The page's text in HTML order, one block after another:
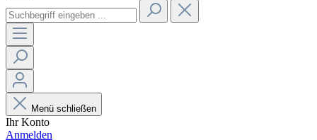
Menü schließen
Ihr Konto
Anmelden